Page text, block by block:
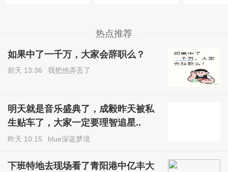
热点推荐
如果中了一千万，大家会辞职么？
前天 13:36 我把他弄丢了
明天就是音乐盛典了，成毅昨天被私
生贴车了，大家一定要理智追星..
昨天 10:15 blue深蓝梦境
下班特地去现场看了青阳港中亿丰大